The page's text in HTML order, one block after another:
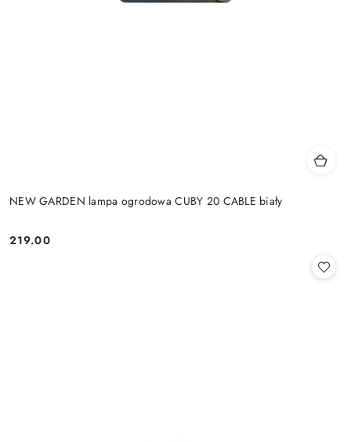
NEW GARDEN lampa ogrodowa CUBY 20 CABLE biały
Cena:
219.00